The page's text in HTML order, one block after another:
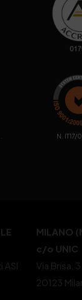
. N. IT17/
ASI
MILANO
c/o UNIC
Via Brisa, 3
20123